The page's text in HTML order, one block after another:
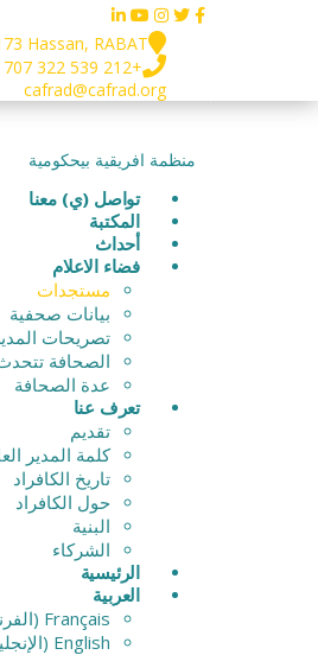
Hassan, RABAT
+212 539 322 707
cafrad@cafrad.org
منظمة افريقية بيحكومية
تواصل (ي) معنا
المكتبة
أحداث
فضاء الاعلام
مستجدات
بيانات صحفية
تصريحات
الصحافة
عدة الصحافة
تعرف عنا
تقديم
كلمة المدير
تاريخ الكافراد
حول الكافراد
البنية
الشركاء
الرئيسية
العربية
Français
(
English
(